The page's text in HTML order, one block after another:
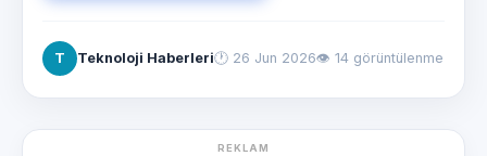
T Teknoloji Haberleri🕐 26 Jun 2026👁 14 görüntülenme
REKLAM